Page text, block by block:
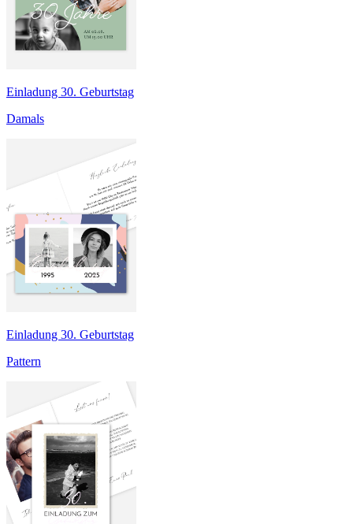
Einladung 30. Geburtstag
Damals
Einladung 30. Geburtstag
Pattern